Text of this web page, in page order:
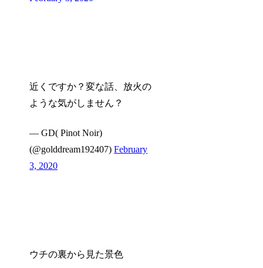
近くですか？変な話、放火の
ような気がしません？
— GD( Pinot Noir)
(@golddream192407)February
3, 2020
ウチの裏から見た景色